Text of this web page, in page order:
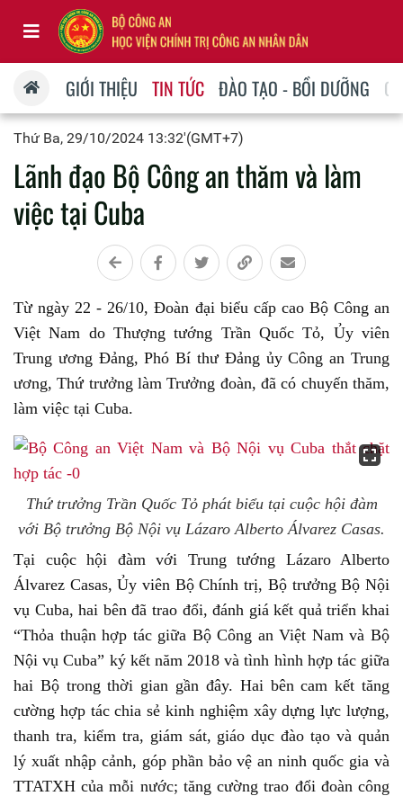
GIỚI THIỆU TIN TỨC ĐÀO TẠO - BỒI DƯỠNG
Thứ Ba, 29/10/2024 13:32'(GMT+7)
Lãnh đạo Bộ Công an thăm và làm
việc tại Cuba
Từ ngày 22 - 26/10, Đoàn đại biểu cấp cao Bộ Công an
Việt Nam do Thượng tướng Trần Quốc Tỏ, Ủy viên
Trung ương Đảng, Phó Bí thư Đảng ủy Công an Trung
ương, Thứ trưởng làm Trưởng đoàn, đã có chuyến thăm,
làm việc tại Cuba.
Thứ trưởng Trần Quốc Tỏ phát biểu tại cuộc hội đàm
với Bộ trưởng Bộ Nội vụ Lázaro Alberto Álvarez Casas.
Tại cuộc hội đàm với Trung tướng Lázaro Alberto
Álvarez Casas, Ủy viên Bộ Chính trị, Bộ trưởng Bộ Nội
vụ Cuba, hai bên đã trao đổi, đánh giá kết quả triển khai
“Thỏa thuận hợp tác giữa Bộ Công an Việt Nam và Bộ
Nội vụ Cuba” ký kết năm 2018 và tình hình hợp tác giữa
hai Bộ trong thời gian gần đây. Hai bên cam kết tăng
cường hợp tác chia sẻ kinh nghiệm xây dựng lực lượng,
thanh tra, kiểm tra, giám sát, giáo dục đào tạo và quản
lý xuất nhập cảnh, góp phần bảo vệ an ninh quốc gia và
TTATXH của mỗi nước; tăng cường trao đổi đoàn công